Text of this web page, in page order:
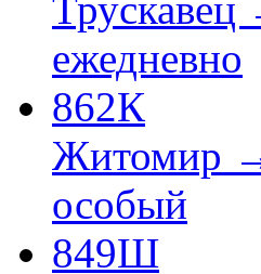
ежедневно
862К
Житомир
особый
849Ш